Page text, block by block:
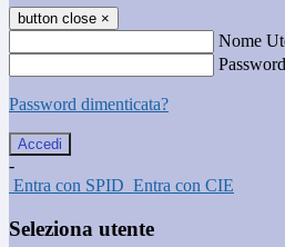
button close ×
Nome
Password
Password dimenticata?
-
Entra con SPID Entra con CIE
Seleziona utente